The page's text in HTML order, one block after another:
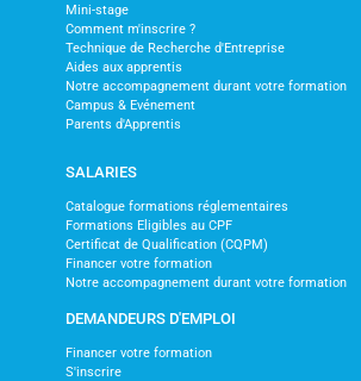
Mini-stage
Comment m'inscrire ?
Technique de Recherche d'Entreprise
Aides aux apprentis
Notre accompagnement durant votre formation
Campus & Evénement
Parents d'Apprentis
SALARIES
Catalogue formations réglementaires
Formations Eligibles au CPF
Certificat de Qualification (CQPM)
Financer votre formation
Notre accompagnement durant votre formation
DEMANDEURS D'EMPLOI
Financer votre formation
S'inscrire